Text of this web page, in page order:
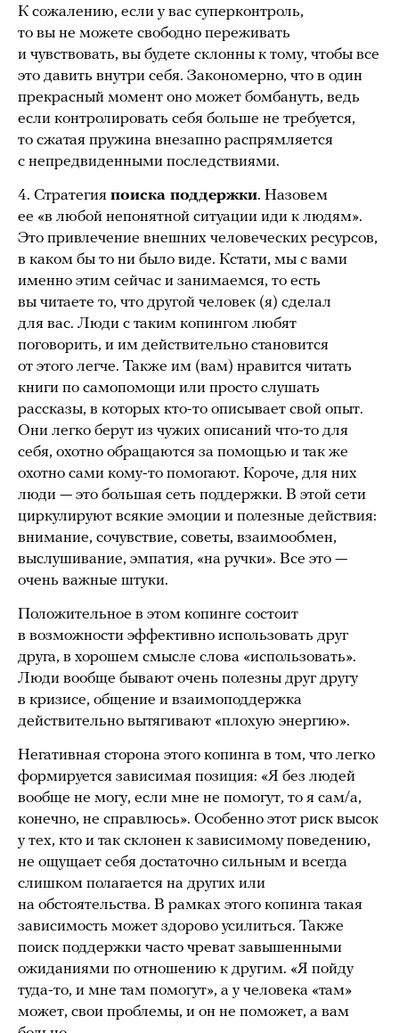
К сожалению, если у вас суперконтроль,
то вы не можете свободно переживать
и чувствовать, вы будете склонны к тому, чтобы все
это давить внутри себя. Закономерно, что в один
прекрасный момент оно может бомбануть, ведь
если контролировать себя больше не требуется,
то сжатая пружина внезапно распрямляется
с непредвиденными последствиями.
4. Стратегия поиска поддержки. Назовем
ее «в любой непонятной ситуации иди к людям».
Это привлечение внешних человеческих ресурсов,
в каком бы то ни было виде. Кстати, мы с вами
именно этим сейчас и занимаемся, то есть
вы читаете то, что другой человек (я) сделал
для вас. Люди с таким копингом любят
поговорить, и им действительно становится
от этого легче. Также им (вам) нравится читать
книги по самопомощи или просто слушать
рассказы, в которых кто-то описывает свой опыт.
Они легко берут из чужих описаний что-то для
себя, охотно обращаются за помощью и так же
охотно сами кому-то помогают. Короче, для них
люди — это большая сеть поддержки. В этой сети
циркулируют всякие эмоции и полезные действия:
внимание, сочувствие, советы, взаимообмен,
выслушивание, эмпатия, «на ручки». Все это —
очень важные штуки.
Положительное в этом копинге состоит
в возможности эффективно использовать друг
друга, в хорошем смысле слова «использовать».
Люди вообще бывают очень полезны друг другу
в кризисе, общение и взаимоподдержка
действительно вытягивают «плохую энергию».
Негативная сторона этого копинга в том, что легко
формируется зависимая позиция: «Я без людей
вообще не могу, если мне не помогут, то я сам/а,
конечно, не справлюсь». Особенно этот риск высок
у тех, кто и так склонен к зависимому поведению,
не ощущает себя достаточно сильным и всегда
слишком полагается на других или
на обстоятельства. В рамках этого копинга такая
зависимость может здорово усилиться. Также
поиск поддержки часто чреват завышенными
ожиданиями по отношению к другим. «Я пойду
туда-то, и мне там помогут», а у человека «там»
может, свои проблемы, и он не поможет, а вам